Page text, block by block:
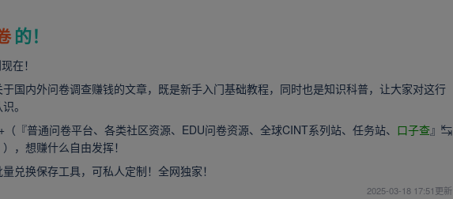
的！
在！
国内外问卷调查赚钱的文章，既是新手入门基础教程，同时也是知识科普，让大家对这行
。
『普通问卷平台、各类社区资源、EDU问卷资源、全球CINT系列站、任务站、 口子查』↹
，想赚什么自由发挥！
兑换保存工具，可私人定制！全网独家！
2025-03-18 17:51更新